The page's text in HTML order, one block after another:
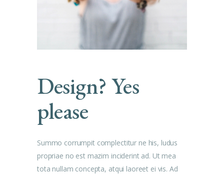
Design? Yes
please
Summo corrumpit complectitur ne his, ludus
propriae no est mazim inciderint ad. Ut mea
tota nullam concepta, atqui laoreet ei vis. Ad